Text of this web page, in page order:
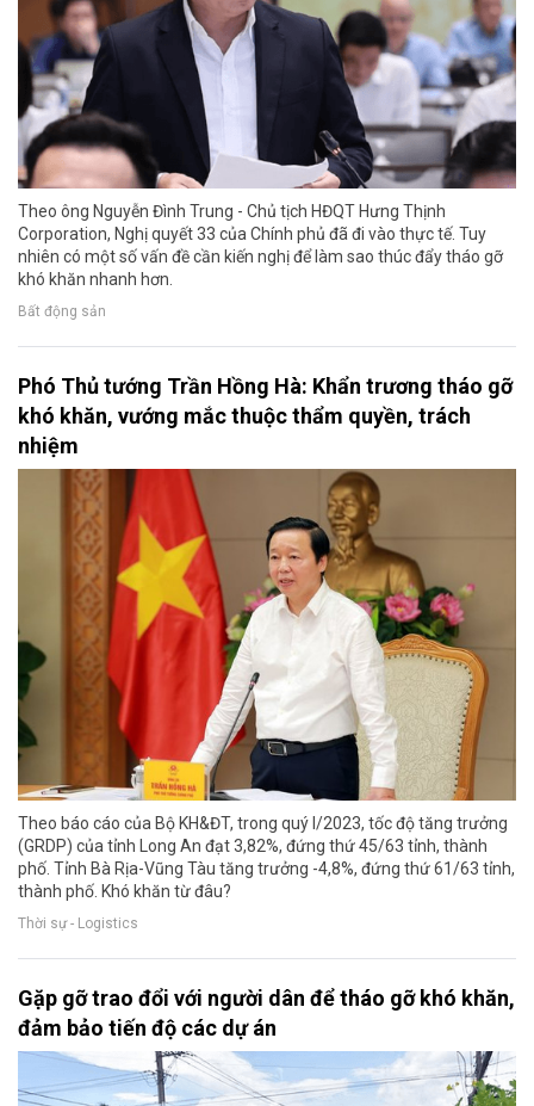
Theo ông Nguyễn Đình Trung - Chủ tịch HĐQT Hưng Thịnh
Corporation, Nghị quyết 33 của Chính phủ đã đi vào thực tế. Tuy
nhiên có một số vấn đề cần kiến nghị để làm sao thúc đẩy tháo gỡ
khó khăn nhanh hơn.
Bất động sản
Phó Thủ tướng Trần Hồng Hà: Khẩn trương tháo gỡ
khó khăn, vướng mắc thuộc thẩm quyền, trách
nhiệm
Theo báo cáo của Bộ KH&ĐT, trong quý I/2023, tốc độ tăng trưởng
(GRDP) của tỉnh Long An đạt 3,82%, đứng thứ 45/63 tỉnh, thành
phố. Tỉnh Bà Rịa-Vũng Tàu tăng trưởng -4,8%, đứng thứ 61/63 tỉnh,
thành phố. Khó khăn từ đâu?
Thời sự - Logistics
Gặp gỡ trao đổi với người dân để tháo gỡ khó khăn,
đảm bảo tiến độ các dự án